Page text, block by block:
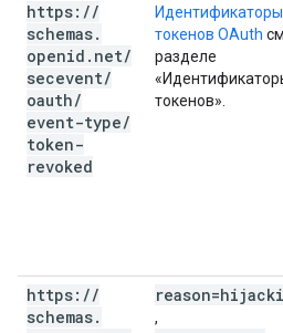
https: //
schemas.
openid . net/
secevent/
oauth/
event-type/
token-
revoked
Идентификаторы
токенов OAuth
разделе
токенов».
https: //
schemas.
,